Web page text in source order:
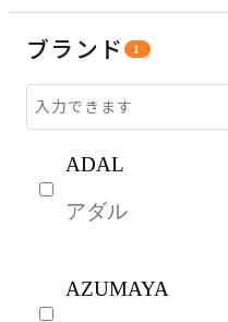
ブランド 1
ADAL
アダル
AZUMAYA